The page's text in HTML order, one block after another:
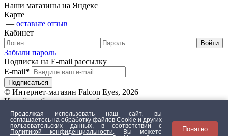
Наши магазины на Яндекс
Карте
— оставьте отзыв
Кабинет
Забыли пароль
Подписка на E-mail рассылку
E-mail*
© Интернет-магазин Falcon Eyes, 2026
На сайте обнаружена ошибка
Текст с ошибкой
Продолжая использовать наш сайт, вы
соглашаетесь на обработку файлов Сookie и других
пользовательских данных, в соответствии с
Политикой конфиденциальности
. Вы можете
Понятно